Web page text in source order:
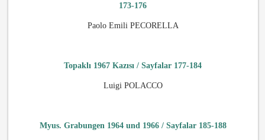
173-176
Paolo Emili PECORELLA
Topaklı 1967 Kazısı / Sayfalar 177-184
Luigi POLACCO
Myus. Grabungen 1964 und 1966 / Sayfalar 185-188